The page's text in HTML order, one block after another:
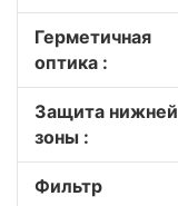
Герметичная
оптика :
Защита нижней
зоны :
Фильтр